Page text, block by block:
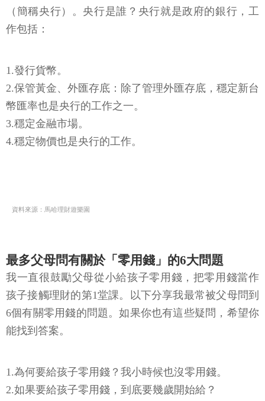
（簡稱央行）。央行是誰？央行就是政府的銀行，工
作包括：
1.發行貨幣。
2.保管黃金、外匯存底：除了管理外匯存底，穩定新台
幣匯率也是央行的工作之一。
3.穩定金融市場。
4.穩定物價也是央行的工作。
資料來源：馬哈理財遊樂園
最多父母問有關於「零用錢」的6大問題
我一直很鼓勵父母從小給孩子零用錢，把零用錢當作
孩子接觸理財的第1堂課。以下分享我最常被父母問到
6個有關零用錢的問題。如果你也有這些疑問，希望你
能找到答案。
1.為何要給孩子零用錢？我小時候也沒零用錢。
2.如果要給孩子零用錢，到底要幾歲開始給？